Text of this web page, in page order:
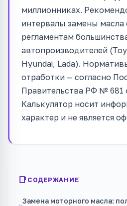
миллионниках.
интервалы замены масла
регламентам
автопроизводителей
Hyundai, Lada).
отработки — согласно
Правительства РФ № 681
Калькулятор носит
характер и не является
СОДЕРЖАНИЕ
Замена моторного масла: